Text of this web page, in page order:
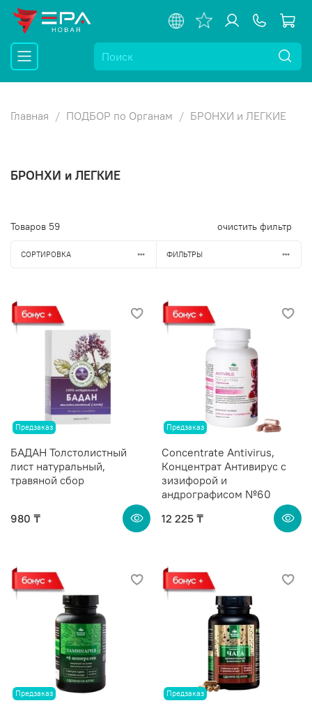
Главная ПОДБОР по Органам БРОНХИ и ЛЕГКИЕ
БРОНХИ и ЛЕГКИЕ
Товаров 59 очистить фильтр
СОРТИРОВКА ФИЛЬТРЫ
Предзаказ
БАДАН Толстолистный
лист натуральный,
травяной сбор
980 ₸
Предзаказ
Сoncentrate Antivirus,
Концентрат Антивирус с
зизифорой и
андрографисом №60
12 225 ₸
Предзаказ Предзаказ